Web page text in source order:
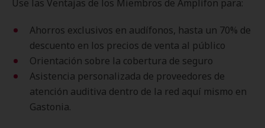
Use las Ventajas de los Miembros de Amplifon para:
Ahorros exclusivos en audífonos, hasta un 70% de
descuento en los precios de venta al público
Orientación sobre la cobertura de seguro
Asistencia personalizada de proveedores de
atención auditiva dentro de la red aquí mismo en
Gastonia.